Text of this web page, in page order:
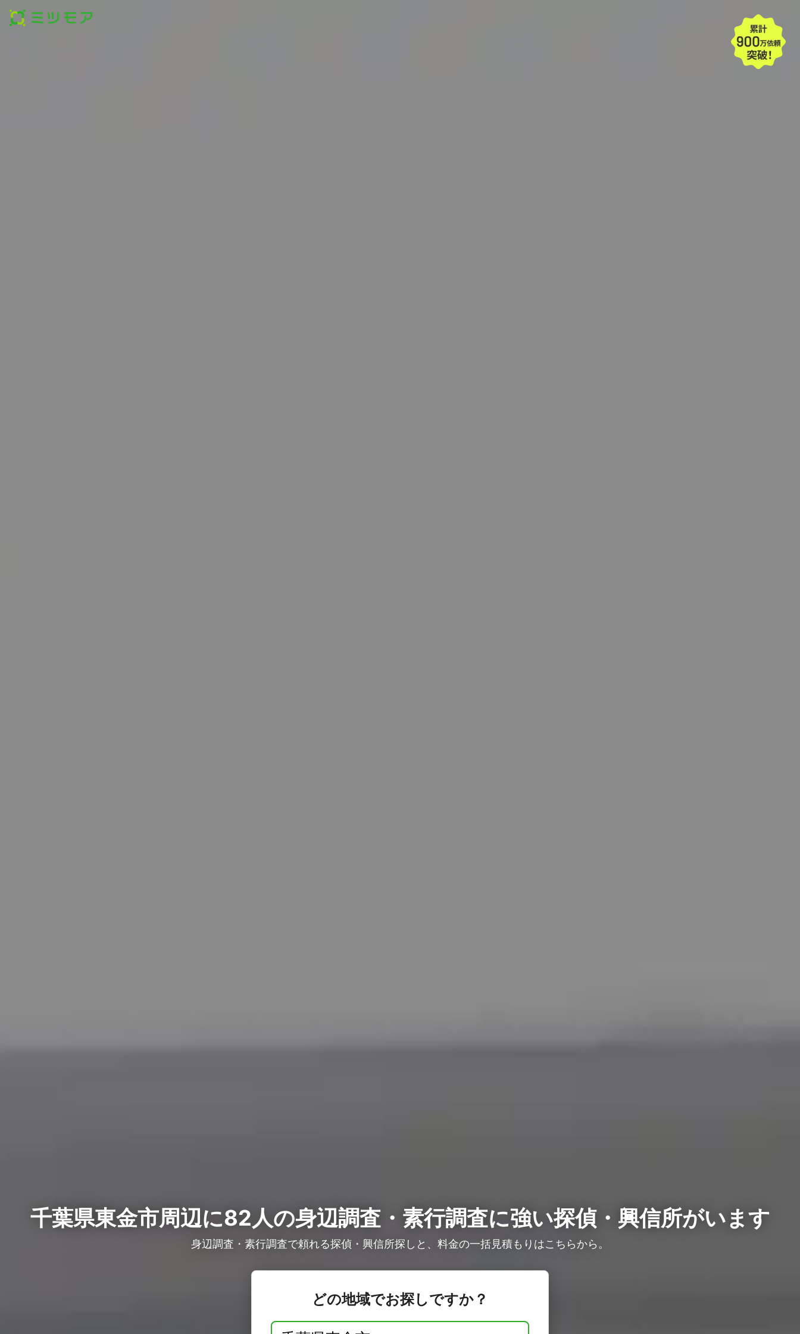
千葉県東金市周辺に82人の身辺調査・素行調査に強い探偵・興信所がいます
身辺調査・素行調査で頼れる探偵・興信所探しと、料金の一括見積もりはこちらから。
どの地域でお探しですか？